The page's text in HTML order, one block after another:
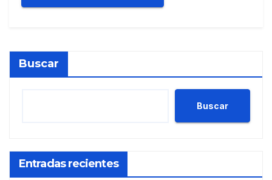
Buscar
Buscar
Entradas recientes